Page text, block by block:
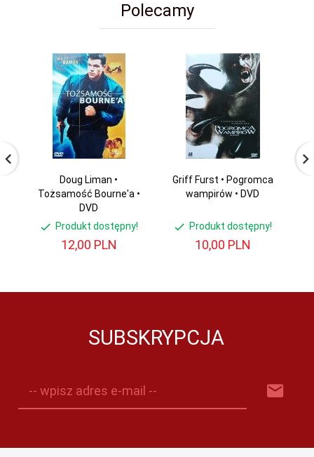
Polecamy
Doug Liman •
Tożsamość Bourne'a •
DVD
Produkt dostępny!
12,00 PLN
Griff Furst • Pogromca
wampirów • DVD
Produkt dostępny!
10,00 PLN
SUBSKRYPCJA
-- wpisz adres e-mail --